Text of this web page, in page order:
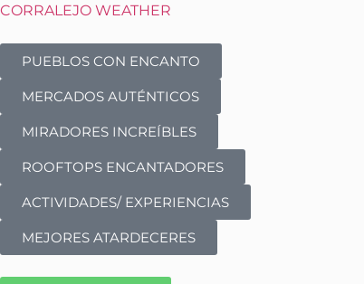
CORRALEJO WEATHER
PUEBLOS CON ENCANTO
MERCADOS AUTÉNTICOS
MIRADORES INCREÍBLES
ROOFTOPS ENCANTADORES
ACTIVIDADES/ EXPERIENCIAS
MEJORES ATARDECERES